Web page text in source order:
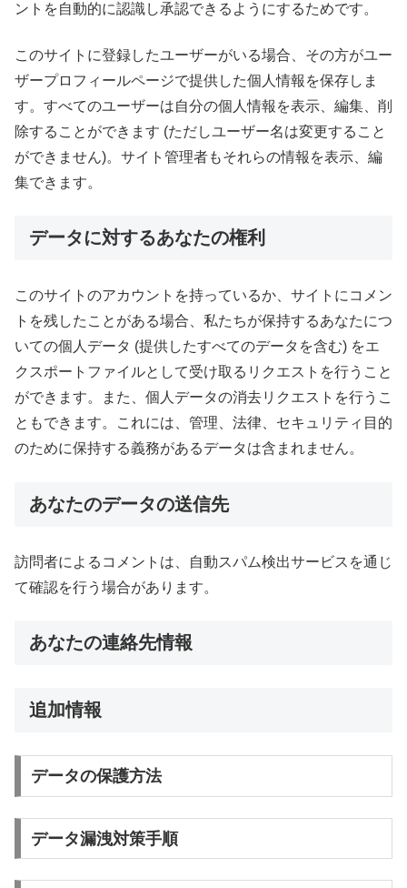
ントを自動的に認識し承認できるようにするためです。
このサイトに登録したユーザーがいる場合、その方がユー
ザープロフィールページで提供した個人情報を保存しま
す。すべてのユーザーは自分の個人情報を表示、編集、削
除することができます (ただしユーザー名は変更すること
ができません)。サイト管理者もそれらの情報を表示、編
集できます。
データに対するあなたの権利
このサイトのアカウントを持っているか、サイトにコメン
トを残したことがある場合、私たちが保持するあなたにつ
いての個人データ (提供したすべてのデータを含む) をエ
クスポートファイルとして受け取るリクエストを行うこと
ができます。また、個人データの消去リクエストを行うこ
ともできます。これには、管理、法律、セキュリティ目的
のために保持する義務があるデータは含まれません。
あなたのデータの送信先
訪問者によるコメントは、自動スパム検出サービスを通じ
て確認を行う場合があります。
あなたの連絡先情報
追加情報
データの保護方法
データ漏洩対策手順